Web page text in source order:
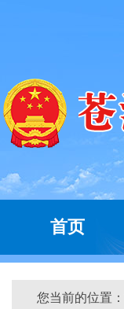
首页
您当前的位置：